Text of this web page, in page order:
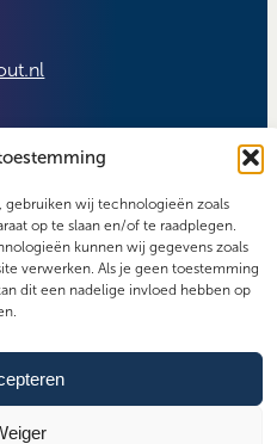
gebruiken wij technologieën zoals
op te slaan en/of te raadplegen.
kunnen wij gegevens zoals
verwerken. Als je geen toestemming
dit een nadelige invloed hebben op
2026 - Weijerseikhout